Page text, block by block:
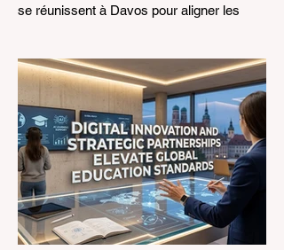
se réunissent à Davos pour aligner les
l'intégration technologique et la croissance
inclusive. Le paysage de l'
#éducation_mondiale connaît actuellement
une transformation monumentale. Le 4
août 2026, des experts internationaux, des
décideurs politiques et des innovateurs en
#technologies_éducatives se sont réunis
au Centre des Congrès de Davos pour
aborder les défis et